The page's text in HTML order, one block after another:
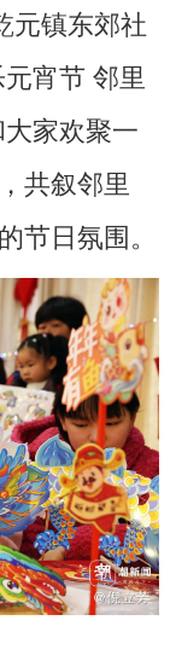
镇东郊社
宵节 邻里
家欢聚一
共叙邻里
节日氛围。